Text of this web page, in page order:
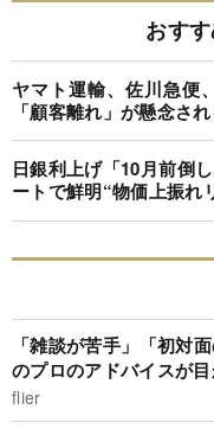
おす
ヤマト運輸、佐川急便
「顧客離れ」が懸念さ
日銀利上げ「10月前倒
ートで鮮明“物価上振れ
「雑談が苦手」「初対
のプロのアドバイスが
flier